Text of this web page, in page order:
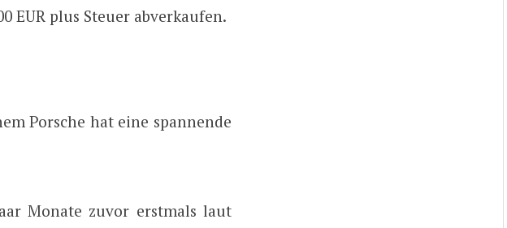
EUR plus Steuer abverkaufen.
Porsche hat eine spannende
Monate zuvor erstmals laut